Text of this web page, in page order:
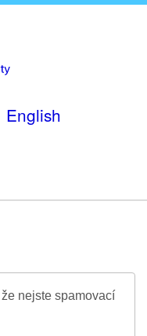
English
nejste spamovací